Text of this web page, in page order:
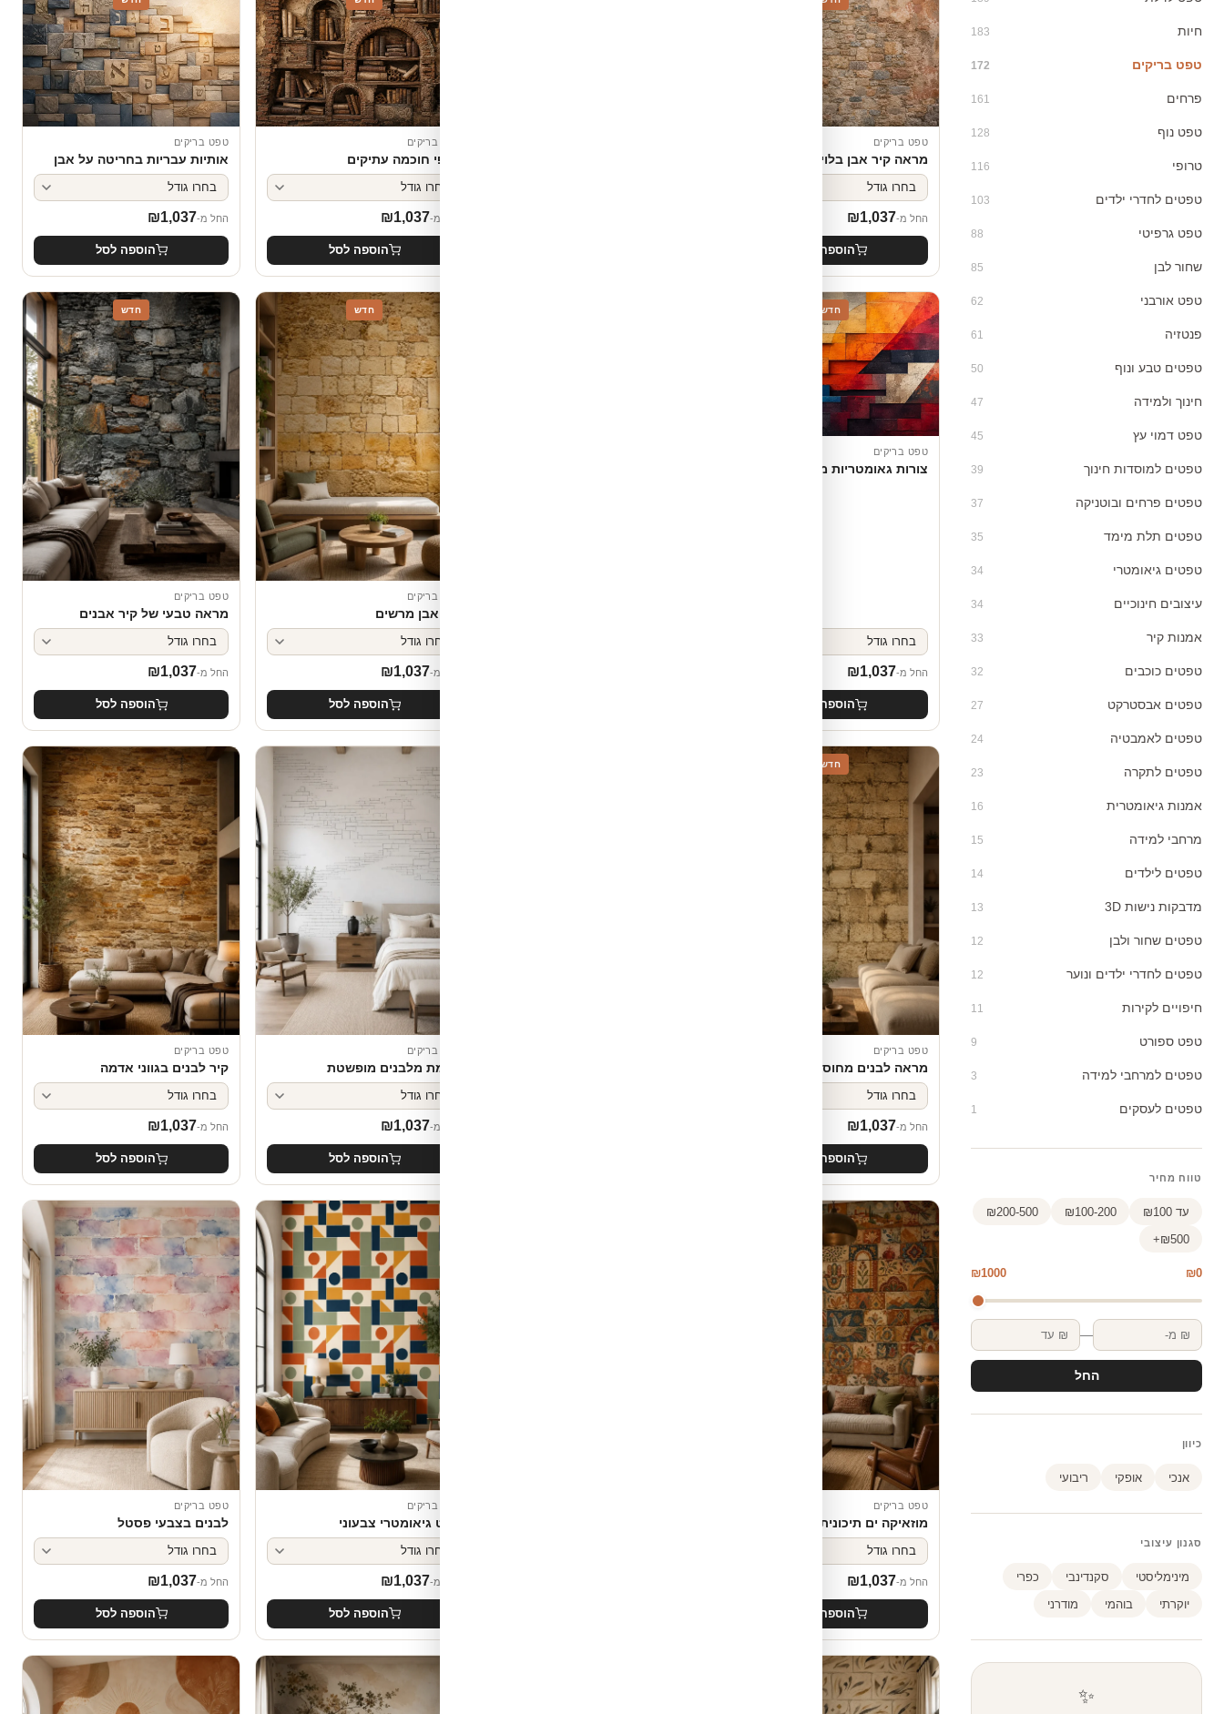
חיות 183
טפט בריקים 172
פרחים 161
טפט נוף 128
טרופי 116
טפטים לחדרי ילדים 103
טפט גרפיטי 88
שחור לבן 85
טפט אורבני 62
פנטזיה 61
טפטים טבע ונוף 50
חינוך ולמידה 47
טפט דמוי עץ 45
טפטים למוסדות חינוך 39
טפטים פרחים ובוטניקה 37
טפטים תלת מימד 35
טפטים גיאומטרי 34
עיצובים חינוכיים 34
אמנות קיר 33
טפטים כוכבים 32
טפטים אבסטרקט 27
טפטים לאמבטיה 24
טפטים לתקרה 23
אמנות גיאומטרית 16
מרחבי למידה 15
טפטים לילדים 14
מדבקות נישות 3D 13
טפטים שחור ולבן 12
טפטים לחדרי ילדים ונוער 12
חיפויים לקירות 11
טפט ספורט 9
טפטים למרחבי למידה 3
טפטים לעסקים 1
טווח מחיר
עד ₪100 ₪100-200
₪200-500
₪500+
₪0
₪1000
—
החל
כיוון
אנכי אופקי ריבועי
סגנון עיצובי
מינימליסטי סקנדינבי
כפרי
יוקרתי
בוהמי מודרני
✨
טפט בריקים
מראה קיר אבן בלוי
החל מ- ₪1,037
הוספה לסל
טפט בריקים
מדפי חוכמה עתיקים
החל מ- ₪1,037
הוספה לסל
טפט בריקים
אותיות עבריות בחריטה על אבן
החל מ- ₪1,037
הוספה לסל
חדש
טפט בריקים
צורות גאומטריות מופשטות
החל מ- ₪1,037
הוספה לסל
חדש
טפט בריקים
קיר אבן מרשים
החל מ- ₪1,037
הוספה לסל
חדש
טפט בריקים
מראה טבעי של קיר אבנים
החל מ- ₪1,037
הוספה לסל
חדש
טפט בריקים
מראה לבנים מחוספסות
החל מ- ₪1,037
הוספה לסל
טפט בריקים
דוגמת מלבנים מופשטת
החל מ- ₪1,037
הוספה לסל
טפט בריקים
קיר לבנים בגווני אדמה
החל מ- ₪1,037
הוספה לסל
טפט בריקים
מוזאיקה ים תיכונית צבעונית
החל מ- ₪1,037
הוספה לסל
טפט בריקים
טפט גיאומטרי צבעוני
החל מ- ₪1,037
הוספה לסל
טפט בריקים
לבנים בצבעי פסטל
החל מ- ₪1,037
הוספה לסל